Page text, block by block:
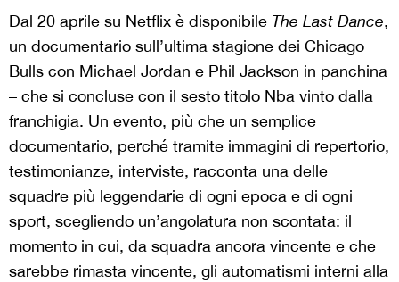
Dal 20 aprile su Netflix è disponibile The Last Dance,
un documentario sull’ultima stagione dei Chicago
Bulls con Michael Jordan e Phil Jackson in panchina
– che si concluse con il sesto titolo Nba vinto dalla
franchigia. Un evento, più che un semplice
documentario, perché tramite immagini di repertorio,
testimonianze, interviste, racconta una delle
squadre più leggendarie di ogni epoca e di ogni
sport, scegliendo un’angolatura non scontata: il
momento in cui, da squadra ancora vincente e che
sarebbe rimasta vincente, gli automatismi interni alla